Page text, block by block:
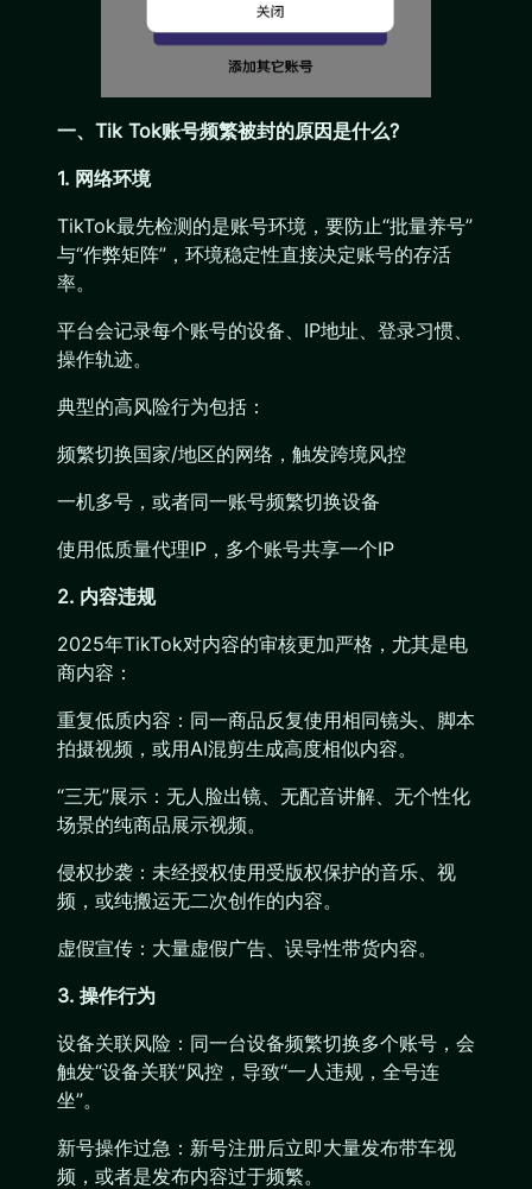
一、Tik Tok账号频繁被封的原因是什么?
1. 网络环境
TikTok最先检测的是账号环境，要防止“批量养号”
与“作弊矩阵”，环境稳定性直接决定账号的存活
率。
平台会记录每个账号的设备、IP地址、登录习惯、
操作轨迹。
典型的高风险行为包括：
频繁切换国家/地区的网络，触发跨境风控
一机多号，或者同一账号频繁切换设备
使用低质量代理IP，多个账号共享一个IP
2. 内容违规
2025年TikTok对内容的审核更加严格，尤其是电
商内容：
重复低质内容：同一商品反复使用相同镜头、脚本
拍摄视频，或用AI混剪生成高度相似内容。
“三无”展示：无人脸出镜、无配音讲解、无个性化
场景的纯商品展示视频。
侵权抄袭：未经授权使用受版权保护的音乐、视
频，或纯搬运无二次创作的内容。
虚假宣传：大量虚假广告、误导性带货内容。
3. 操作行为
设备关联风险：同一台设备频繁切换多个账号，会
触发“设备关联”风控，导致“一人违规，全号连
坐”。
新号操作过急：新号注册后立即大量发布带车视
频，或者是发布内容过于频繁。